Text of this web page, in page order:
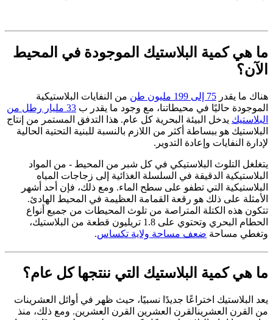
ما هي كمية البلاستيك الموجودة في المحيط
الآن؟
هناك ما يقدر 75 إلى 199 مليون طن
من النفايات البلاستيكية
الموجودة حاليًا في محيطاتنا، مع وجود ما يقدر ب
33 مليار رطل من
البلاستيك يدخل البيئة البحرية كل عام. هذا التدفق المستمر من إنتاج
البلاستيك هو ببساطة أكثر من اللازم بالنسبة للبنية التحتية الحالية
لإدارة النفايات وإعادة التدوير.
يتغلغل التلوث البلاستيكي في كل شبر من المحيط - من المواد
البلاستيكية الدقيقة في السلسلة الغذائية إلى زجاجات المياه
البلاستيكية التي تطفو على سطح الماء. ومع ذلك، فإن أحد أشهر
الأمثلة على ذلك هو رقعة القمامة العظيمة في المحيط الهادئ.
تتكون هذه الكتلة المتراصة من تلوث المحيطات من جميع أنواع
الحطام البحري وتحتوي على 1.8 تريليون قطعة من البلاستيك،
وتغطي مساحة ضعف مساحة ولاية تكساس.
ما هي كمية البلاستيك التي ننتجها كل عام؟
يعد البلاستيك اختراعًا جديدًا نسبيًا، حيث ظهر في أوائل العشرينات
من القرن العشرينالقرن العشرين القرن العشرين. ومع ذلك، منذ